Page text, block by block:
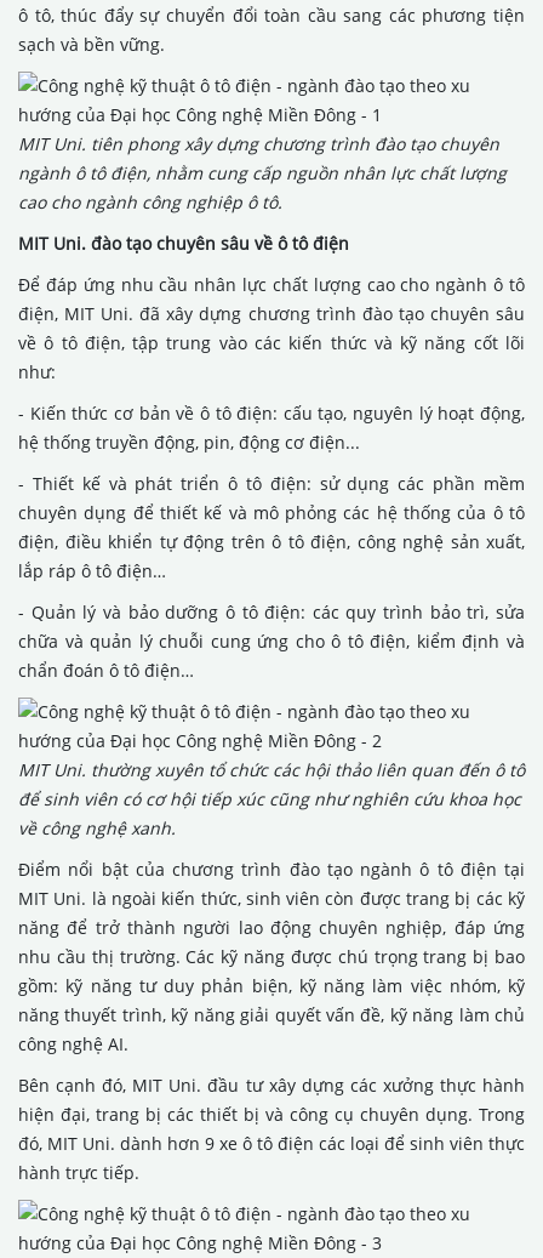
ô tô, thúc đẩy sự chuyển đổi toàn cầu sang các phương tiện
sạch và bền vững.
MIT Uni. tiên phong xây dựng chương trình đào tạo chuyên
ngành ô tô điện, nhằm cung cấp nguồn nhân lực chất lượng
cao cho ngành công nghiệp ô tô.
MIT Uni. đào tạo chuyên sâu về ô tô điện
Để đáp ứng nhu cầu nhân lực chất lượng cao cho ngành ô tô
điện, MIT Uni. đã xây dựng chương trình đào tạo chuyên sâu
về ô tô điện, tập trung vào các kiến thức và kỹ năng cốt lõi
như:
- Kiến thức cơ bản về ô tô điện: cấu tạo, nguyên lý hoạt động,
hệ thống truyền động, pin, động cơ điện...
- Thiết kế và phát triển ô tô điện: sử dụng các phần mềm
chuyên dụng để thiết kế và mô phỏng các hệ thống của ô tô
điện, điều khiển tự động trên ô tô điện, công nghệ sản xuất,
lắp ráp ô tô điện…
- Quản lý và bảo dưỡng ô tô điện: các quy trình bảo trì, sửa
chữa và quản lý chuỗi cung ứng cho ô tô điện, kiểm định và
chẩn đoán ô tô điện…
MIT Uni. thường xuyên tổ chức các hội thảo liên quan đến ô tô
để sinh viên có cơ hội tiếp xúc cũng như nghiên cứu khoa học
về công nghệ xanh.
Điểm nổi bật của chương trình đào tạo ngành ô tô điện tại
MIT Uni. là ngoài kiến thức, sinh viên còn được trang bị các kỹ
năng để trở thành người lao động chuyên nghiệp, đáp ứng
nhu cầu thị trường. Các kỹ năng được chú trọng trang bị bao
gồm: kỹ năng tư duy phản biện, kỹ năng làm việc nhóm, kỹ
năng thuyết trình, kỹ năng giải quyết vấn đề, kỹ năng làm chủ
công nghệ AI.
Bên cạnh đó, MIT Uni. đầu tư xây dựng các xưởng thực hành
hiện đại, trang bị các thiết bị và công cụ chuyên dụng. Trong
đó, MIT Uni. dành hơn 9 xe ô tô điện các loại để sinh viên thực
hành trực tiếp.